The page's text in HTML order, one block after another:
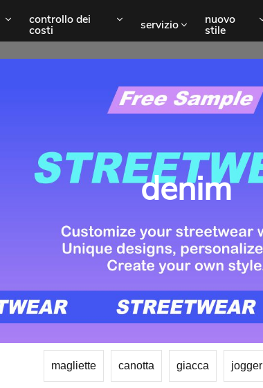
controllo dei
costi servizio nuovo
stile
denim
magliette canotta giacca jogger